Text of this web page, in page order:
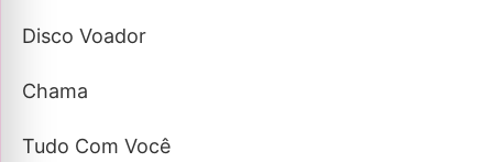
Disco Voador
Chama
Tudo Com Você